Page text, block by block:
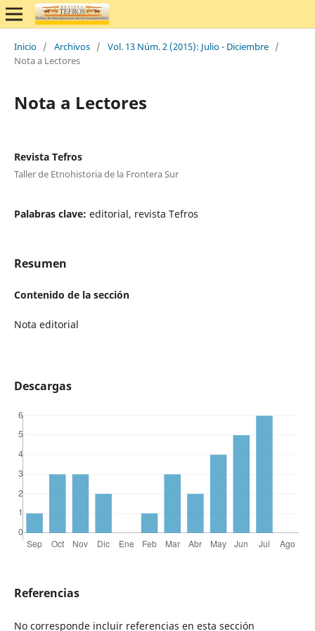
Inicio / Archivos / Vol. 13 Núm. 2 (2015): Julio - Diciembre /
Nota a Lectores
Nota a Lectores
Revista Tefros
Taller de Etnohistoria de la Frontera Sur
Palabras clave: editorial, revista Tefros
Resumen
Contenido de la sección
Nota editorial
Descargas
Referencias
No corresponde incluir referencias en esta sección